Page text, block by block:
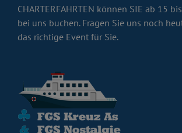
CHARTERFAHRTEN können SIE ab 15
bei uns buchen. Fragen Sie uns noch
das richtige Event für Sie.